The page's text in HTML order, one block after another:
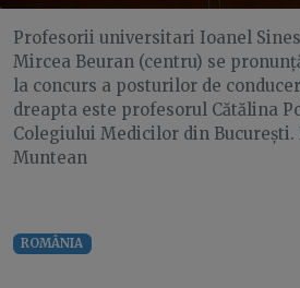
Profesorii universitari Ioanel
Mircea Beuran (centru) se
la concurs a posturilor de
dreapta este profesorul Cătălina
Colegiului Medicilor din
Muntean
ROMÂNIA